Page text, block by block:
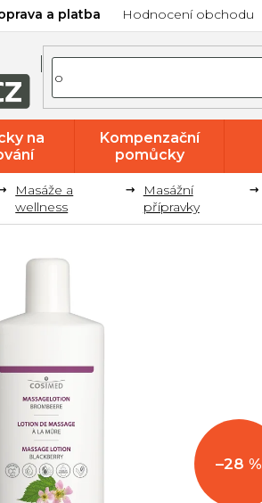
a platba Hodnocení obchodu
na
Kompenzační
pomůcky
Masáže a
wellness
Masážní
přípravky
–28 %